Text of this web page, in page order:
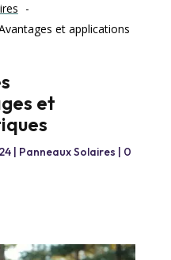
et applications
et
| Panneaux Solaires | 0